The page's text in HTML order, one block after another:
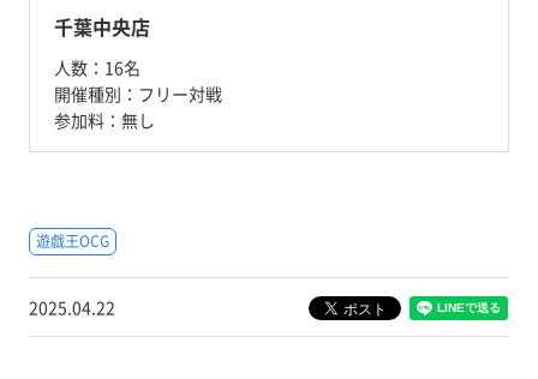
千葉中央店
人数： 16名
開催種別： フリー対戦
参加料： 無し
遊戯王OCG
2025.04.22